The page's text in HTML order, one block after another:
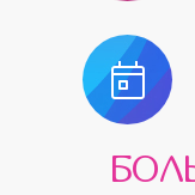
БОЛЬШОЙ ВЫБОР